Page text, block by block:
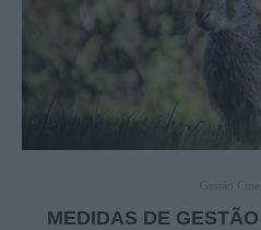
Gestão
MEDIDAS DE